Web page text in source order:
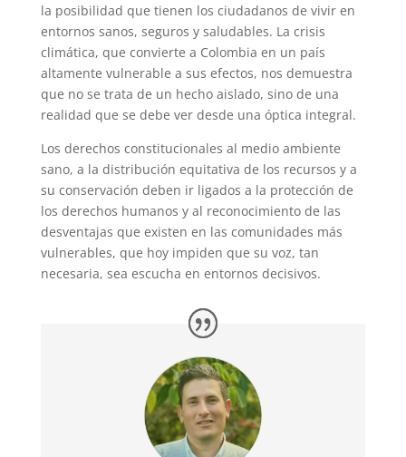
la posibilidad que tienen los ciudadanos de vivir en
entornos sanos, seguros y saludables. La crisis
climática, que convierte a Colombia en un país
altamente vulnerable a sus efectos, nos demuestra
que no se trata de un hecho aislado, sino de una
realidad que se debe ver desde una óptica integral.
Los derechos constitucionales al medio ambiente
sano, a la distribución equitativa de los recursos y a
su conservación deben ir ligados a la protección de
los derechos humanos y al reconocimiento de las
desventajas que existen en las comunidades más
vulnerables, que hoy impiden que su voz, tan
necesaria, sea escucha en entornos decisivos.